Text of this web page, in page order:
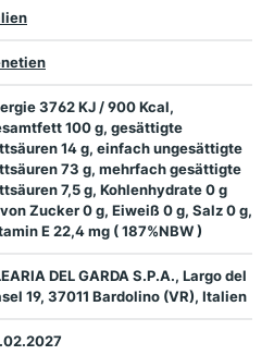
3762 KJ / 900 Kcal,
100 g, gesättigte
14 g, einfach ungesättigte
73 g, mehrfach gesättigte
7,5 g, Kohlenhydrate 0 g
Zucker 0 g, Eiweiß 0 g, Salz 0 g,
E 22,4 mg ( 187%NBW )
DEL GARDA S.P.A., Largo del
19, 37011 Bardolino (VR), Italien